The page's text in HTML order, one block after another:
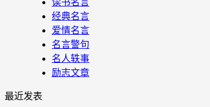
读书名言
经典名言
爱情名言
名言警句
名人轶事
励志文章
最近发表